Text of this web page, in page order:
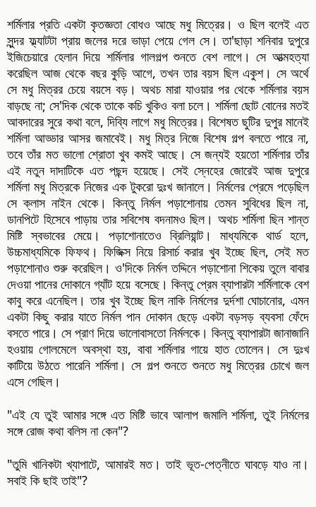
শর্মিলার প্রতি একটা কৃতজ্ঞতা বোধও আছে মধু মিত্রের। ও ছিল বলেই এত
সুন্দর ফ্ল্যাটটা প্রায় জলের দরে ভাড়া পেয়ে গেল সে। তা'ছাড়া শনিবার দুপুরে
ইজিচেয়ারে হেলান দিয়ে শর্মিলার গালগল্প শুনতে বেশ লাগে। সে আত্মহত্যা
করেছিল আজ থেকে বছর কুড়ি আগে, তখন তার বয়স ছিল একুশ। সে অর্থে
সে মধু মিত্রর চেয়ে বয়সে বড়। অথচ মারা যাওয়ার পর থেকে শর্মিলার বয়স
বাড়ছে না; সে'দিক থেকে তাকে কচি খুকিও বলা চলে। শর্মিলা ছোট বোনের মতই
আবদারের সুরে কথা বলে, দিব্যি লাগে মধু মিত্রের। বিশেষত ছুটির দুপুর মানেই
শর্মিলা আড্ডার আসর জমাবেই। মধু মিত্র নিজে বিশেষ গল্প বলতে পারে না,
তবে তাঁর মত ভালো শ্রোতা খুব কমই আছে। সে জন্যই হয়তো শর্মিলার তাঁর
এই নতুন দাদাটিকে এত পছন্দ হয়েছে। সেই স্নেহের জোরেই আজ দুপুরে
শর্মিলা মধু মিত্রকে নিজের এক টুকরো দুঃখ জানালে। নির্মলের প্রেমে পড়েছিল
সে ক্লাস নাইন থেকে। কিন্তু নির্মল পড়াশোনায় তেমন সুবিধের ছিল না,
ডানপিটে হিসেবে পাড়ায় তার সবিশেষ বদনামও ছিল। অথচ শর্মিলা ছিন শান্ত
মিষ্টি স্বভাবের মেয়ে। পড়াশোনাতেও ব্রিলিয়ান্ট। মাধ্যমিকে থার্ড হলে,
উচ্চমাধ্যমিকে ফিফথ। ফিজিক্স নিয়ে রিসার্চ করার খুব ইচ্ছে ছিল, সেই মত
পড়াশোনাও শুরু করেছিল। ও'দিকে নির্মল তদ্দিনে পড়াশোনা শিকেয় তুলে বাবার
দেওয়া পানের দোকানে গ্যাঁট হয়ে বসেছে। কিন্তু প্রেম ব্যাপারটা শর্মিলাকে বেশ
কাবু করে এনেছিল। তার খুব ইচ্ছে ছিল নাকি নির্মলের দুর্দশা ঘোচানোর, এমন
একটা কিছু করার যাতে নির্মল পান দোকান ছেড়ে একটা বড়সড় ব্যবসা ফেঁদে
বসতে পারে। সে প্রাণ দিয়ে ভালোবাসতো নির্মলকে। কিন্তু ব্যাপারটা জানাজানি
হওয়ায় গোলমেলে অবস্থা হয়, বাবা শর্মিলার গায়ে হাত তোলেন। সে দুঃখ
কাটিয়ে উঠতে পারেনি শর্মিলা। সে গল্প শুনতে শুনতে মধু মিত্রের চোখে জল
এসে গেছিল।
"এই যে তুই আমার সঙ্গে এত মিষ্টি ভাবে আলাপ জমালি শর্মিলা, তুই নির্মলের
সঙ্গে রোজ কথা বলিস না কেন"?
"তুমি খানিকটা খ্যাপাটে, আমারই মত। তাই ভূত-পেত্নীতে ঘাবড়ে যাও না।
সবাই কি ছাই তাই"?